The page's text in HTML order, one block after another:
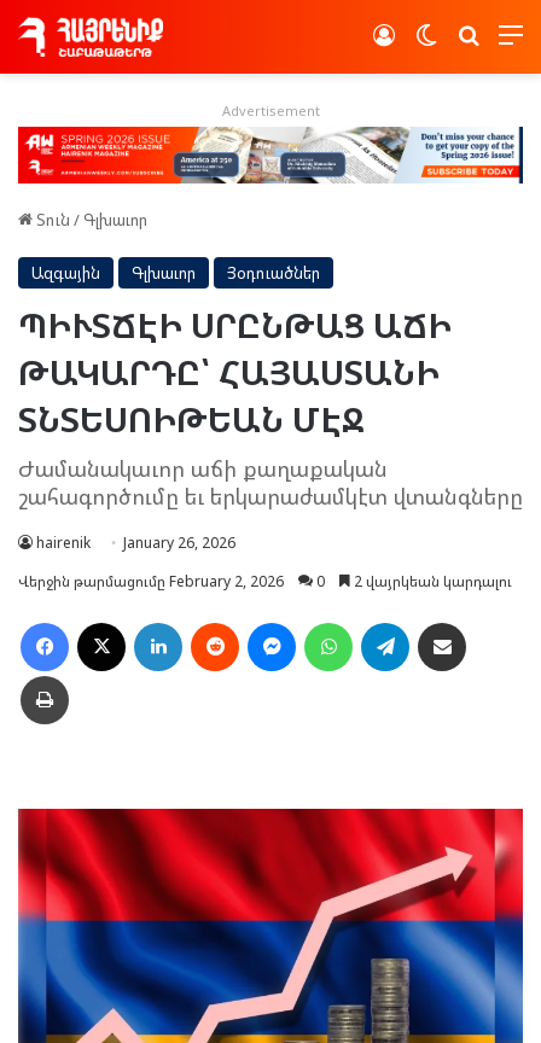
Switch skin
Log In
Advertisement
Տուն / Գլխաւոր
Ազգային Գլխաւոր Յօդուածներ
ՊԻՒՏՃԷԻ ՍՐԸՆԹԱՑ ԱՃԻ
ԹԱԿԱՐԴԸ՝ ՀԱՅԱՍՏԱՆԻ
ՏՆՏԵՍՈԻԹԵԱՆ ՄԷՋ
Ժամանակաւոր աճի քաղաքական
շահագործումը եւ երկարաժամկէտ վտանգները
hairenik
January 26, 2026
Վերջին թարմացումը February 2, 2026
0 2 վայրկեան կարդալու
Facebook LinkedIn Reddit MessengerWhatsAppTelegram
Տպել